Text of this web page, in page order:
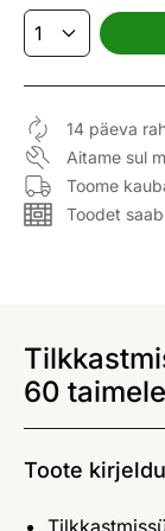
14 päeva
Aitame sul
Toome
Toodet
60
Toote